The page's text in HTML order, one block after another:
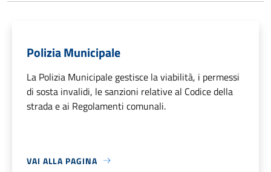
Polizia Municipale
La Polizia Municipale gestisce la viabilità, i permessi
di sosta invalidi, le sanzioni relative al Codice della
strada e ai Regolamenti comunali.
VAI ALLA PAGINA